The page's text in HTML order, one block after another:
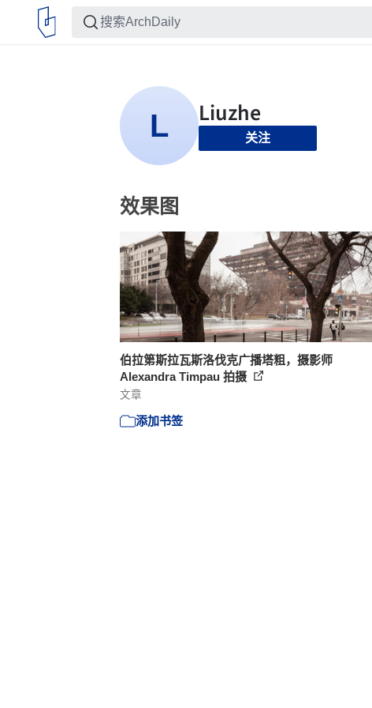
关注
效果图
伯拉第斯拉瓦斯洛伐克广播塔粗，摄影师
Alexandra Timpau 拍摄
文章
添加书签